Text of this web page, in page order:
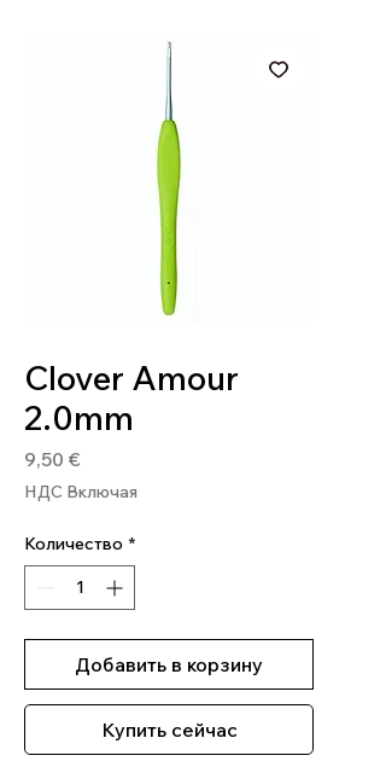
Clover Amour
2.0mm
9,50 €
НДС Включая
Количество *
Добавить в корзину
Купить сейчас